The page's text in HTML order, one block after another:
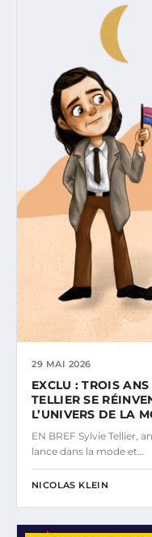
29 MAI 2026
EXCLU : TROIS
TELLIER SE
L’UNIVERS DE LA
EN BREF Sylvie Tellier,
lance dans la mode et…
NICOLAS KLEIN